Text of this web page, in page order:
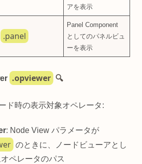
アを表示
.panel
Panel Component
としてのパネルビュ
ーを表示
.opviewer 🔍
ド時の表示対象オペレータ:
: Node View パラメータが
のときに、ノードビューアとし
ペレータのパス